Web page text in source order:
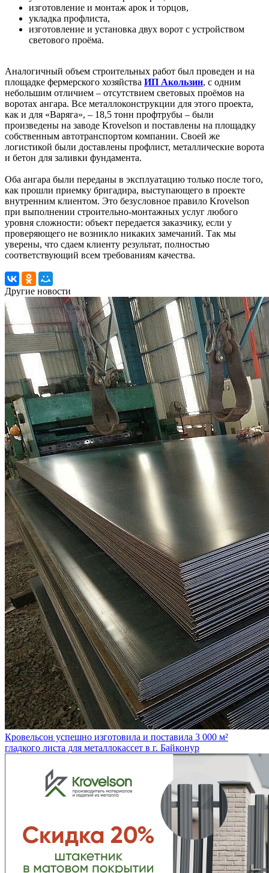
изготовление и монтаж арок и торцов,
укладка профлиста,
изготовление и установка двух ворот с устройством
светового проёма.
Аналогичный объем строительных работ был проведен и на
площадке фермерского хозяйства ИП Акользин, с одним
небольшим отличием – отсутствием световых проёмов на
воротах ангара. Все металлоконструкции для этого проекта,
как и для «Варяга», – 18,5 тонн профтрубы – были
произведены на заводе Krovelson и поставлены на площадку
собственным автотранспортом компании. Своей же
логистикой были доставлены профлист, металлические ворота
и бетон для заливки фундамента.
Оба ангара были переданы в эксплуатацию только после того,
как прошли приемку бригадира, выступающего в проекте
внутренним клиентом. Это безусловное правило Krovelson
при выполнении строительно-монтажных услуг любого
уровня сложности: объект передается заказчику, если у
проверяющего не возникло никаких замечаний. Так мы
уверены, что сдаем клиенту результат, полностью
соответствующий всем требованиям качества.
Другие новости
Кровельсон успешно изготовила и поставила 3 000 м²
гладкого листа для металлокассет в г. Байконур